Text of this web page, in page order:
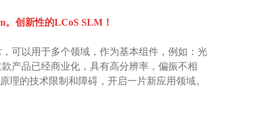
创新性的LCoS SLM！
可以用于多个领域，作为基本组件，例如：光
产品已经商业化，具有高分辨率，偏振不相
理的技术限制和障碍，开启一片新应用领域。